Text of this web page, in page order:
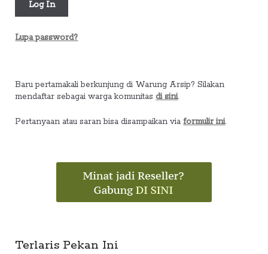
Lupa password?
Baru pertamakali berkunjung di Warung Arsip? Silakan
mendaftar sebagai warga komunitas di sini.
Pertanyaan atau saran bisa disampaikan viaformulir ini.
Terlaris Pekan Ini